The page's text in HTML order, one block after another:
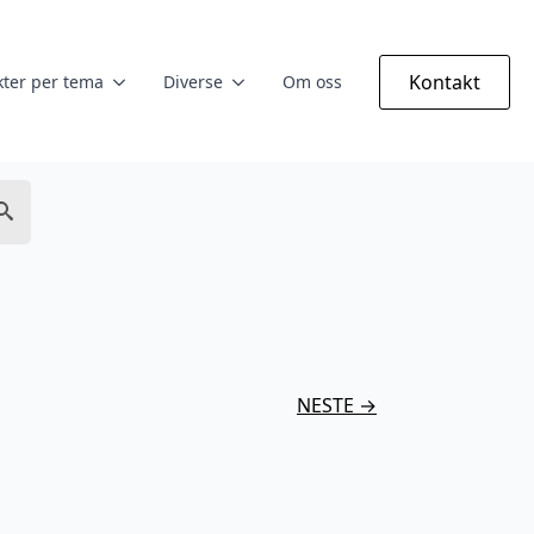
per tema Diverse Om oss Kontakt
NESTE →